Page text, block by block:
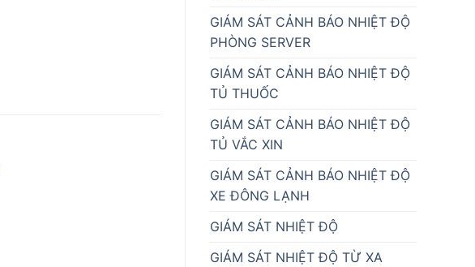
GIÁM SÁT CẢNH BÁO NHIỆT ĐỘ
PHÒNG SERVER
GIÁM SÁT CẢNH BÁO NHIỆT ĐỘ
TỦ THUỐC
GIÁM SÁT CẢNH BÁO NHIỆT ĐỘ
TỦ VẮC XIN
GIÁM SÁT CẢNH BÁO NHIỆT ĐỘ
XE ĐÔNG LẠNH
GIÁM SÁT NHIỆT ĐỘ
GIÁM SÁT NHIỆT ĐỘ TỪ XA